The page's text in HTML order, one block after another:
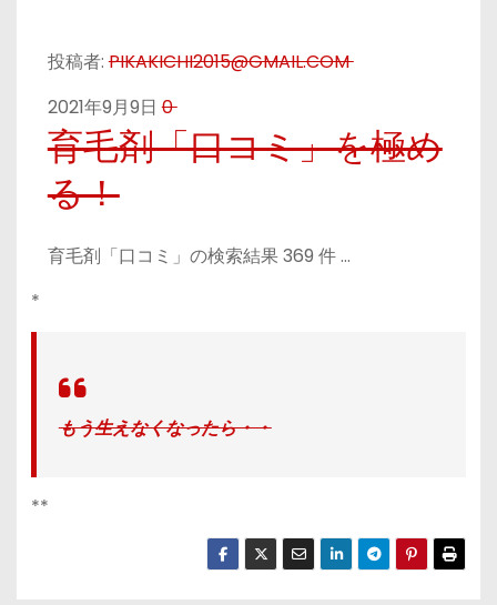
投稿者: PIKAKICHI2015@GMAIL.COM
2021年9月9日0
育毛剤「口コミ」を極め
る！
育毛剤「口コミ」の検索結果 369 件 …
*
もう生えなくなったら・・
**